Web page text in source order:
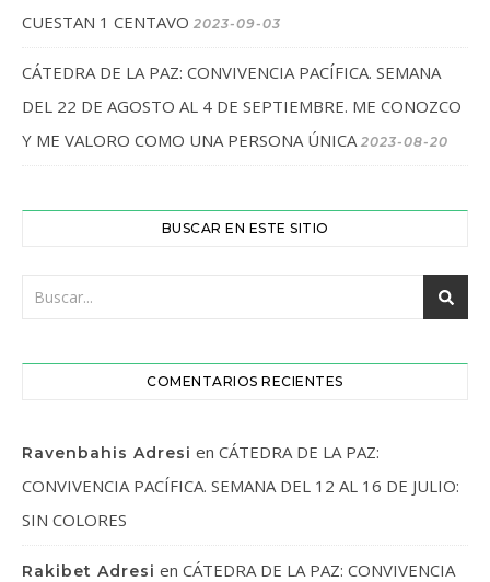
CUESTAN 1 CENTAVO 2023-09-03
CÁTEDRA DE LA PAZ: CONVIVENCIA PACÍFICA. SEMANA
DEL 22 DE AGOSTO AL 4 DE SEPTIEMBRE. ME CONOZCO
Y ME VALORO COMO UNA PERSONA ÚNICA 2023-08-20
BUSCAR EN ESTE SITIO
COMENTARIOS RECIENTES
Ravenbahis Adresi en CÁTEDRA DE LA PAZ:
CONVIVENCIA PACÍFICA. SEMANA DEL 12 AL 16 DE JULIO:
SIN COLORES
Rakibet Adresi en CÁTEDRA DE LA PAZ: CONVIVENCIA